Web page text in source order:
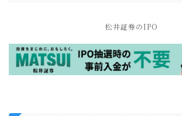
松井証券のIPO